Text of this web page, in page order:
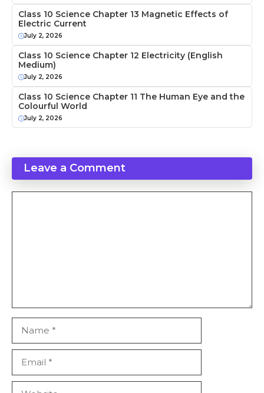
Class 10 Science Chapter 13 Magnetic Effects of
Electric Current
July 2, 2026
Class 10 Science Chapter 12 Electricity (English
Medium)
July 2, 2026
Class 10 Science Chapter 11 The Human Eye and the
Colourful World
July 2, 2026
Leave a Comment